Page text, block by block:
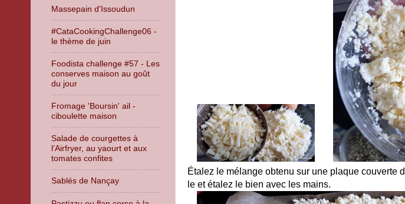
Étalez le mélange obtenu sur une plaque couverte
le et étalez le bien avec les mains.
Massepain d'Issoudun
#CataCookingChallenge06 -
le thème de juin
Foodista challenge #57 - Les
conserves maison au goût
du jour
Fromage 'Boursin' ail -
ciboulette maison
Salade de courgettes à
l’Airfryer, au yaourt et aux
tomates confites
Sablés de Nançay